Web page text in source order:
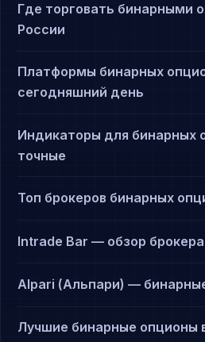
Где торговать бинарными
России
Платформы бинарных
сегодняшний день
Индикаторы для бинарных
точные
Топ брокеров бинарных
Intrade Bar — обзор брокера
Alpari (Альпари) —
Лучшие бинарные опционы